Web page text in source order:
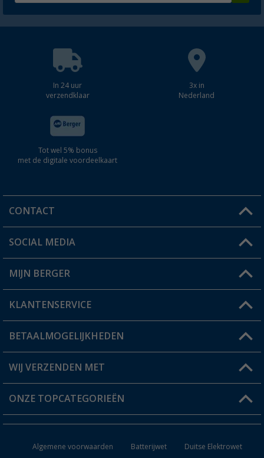
In 24 uur
verzendklaar
3x in
Nederland
Tot wel 5% bonus
met de digitale voordeelkaart
CONTACT
Een vraag?
Winkel vinden
SOCIAL MEDIA
MIJN BERGER
Mijn account
Status bestelling
Verlanglijstje
KLANTENSERVICE
FAQ & Contact
Verzendinformatie
Catalogus
BETAALMOGELIJKHEDEN
WIJ VERZENDEN MET
ONZE TOPCATEGORIEËN
Algemene voorwaarden Batterijwet Duitse Elektrowet